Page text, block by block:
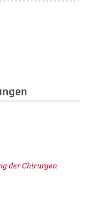
der Chirurgen